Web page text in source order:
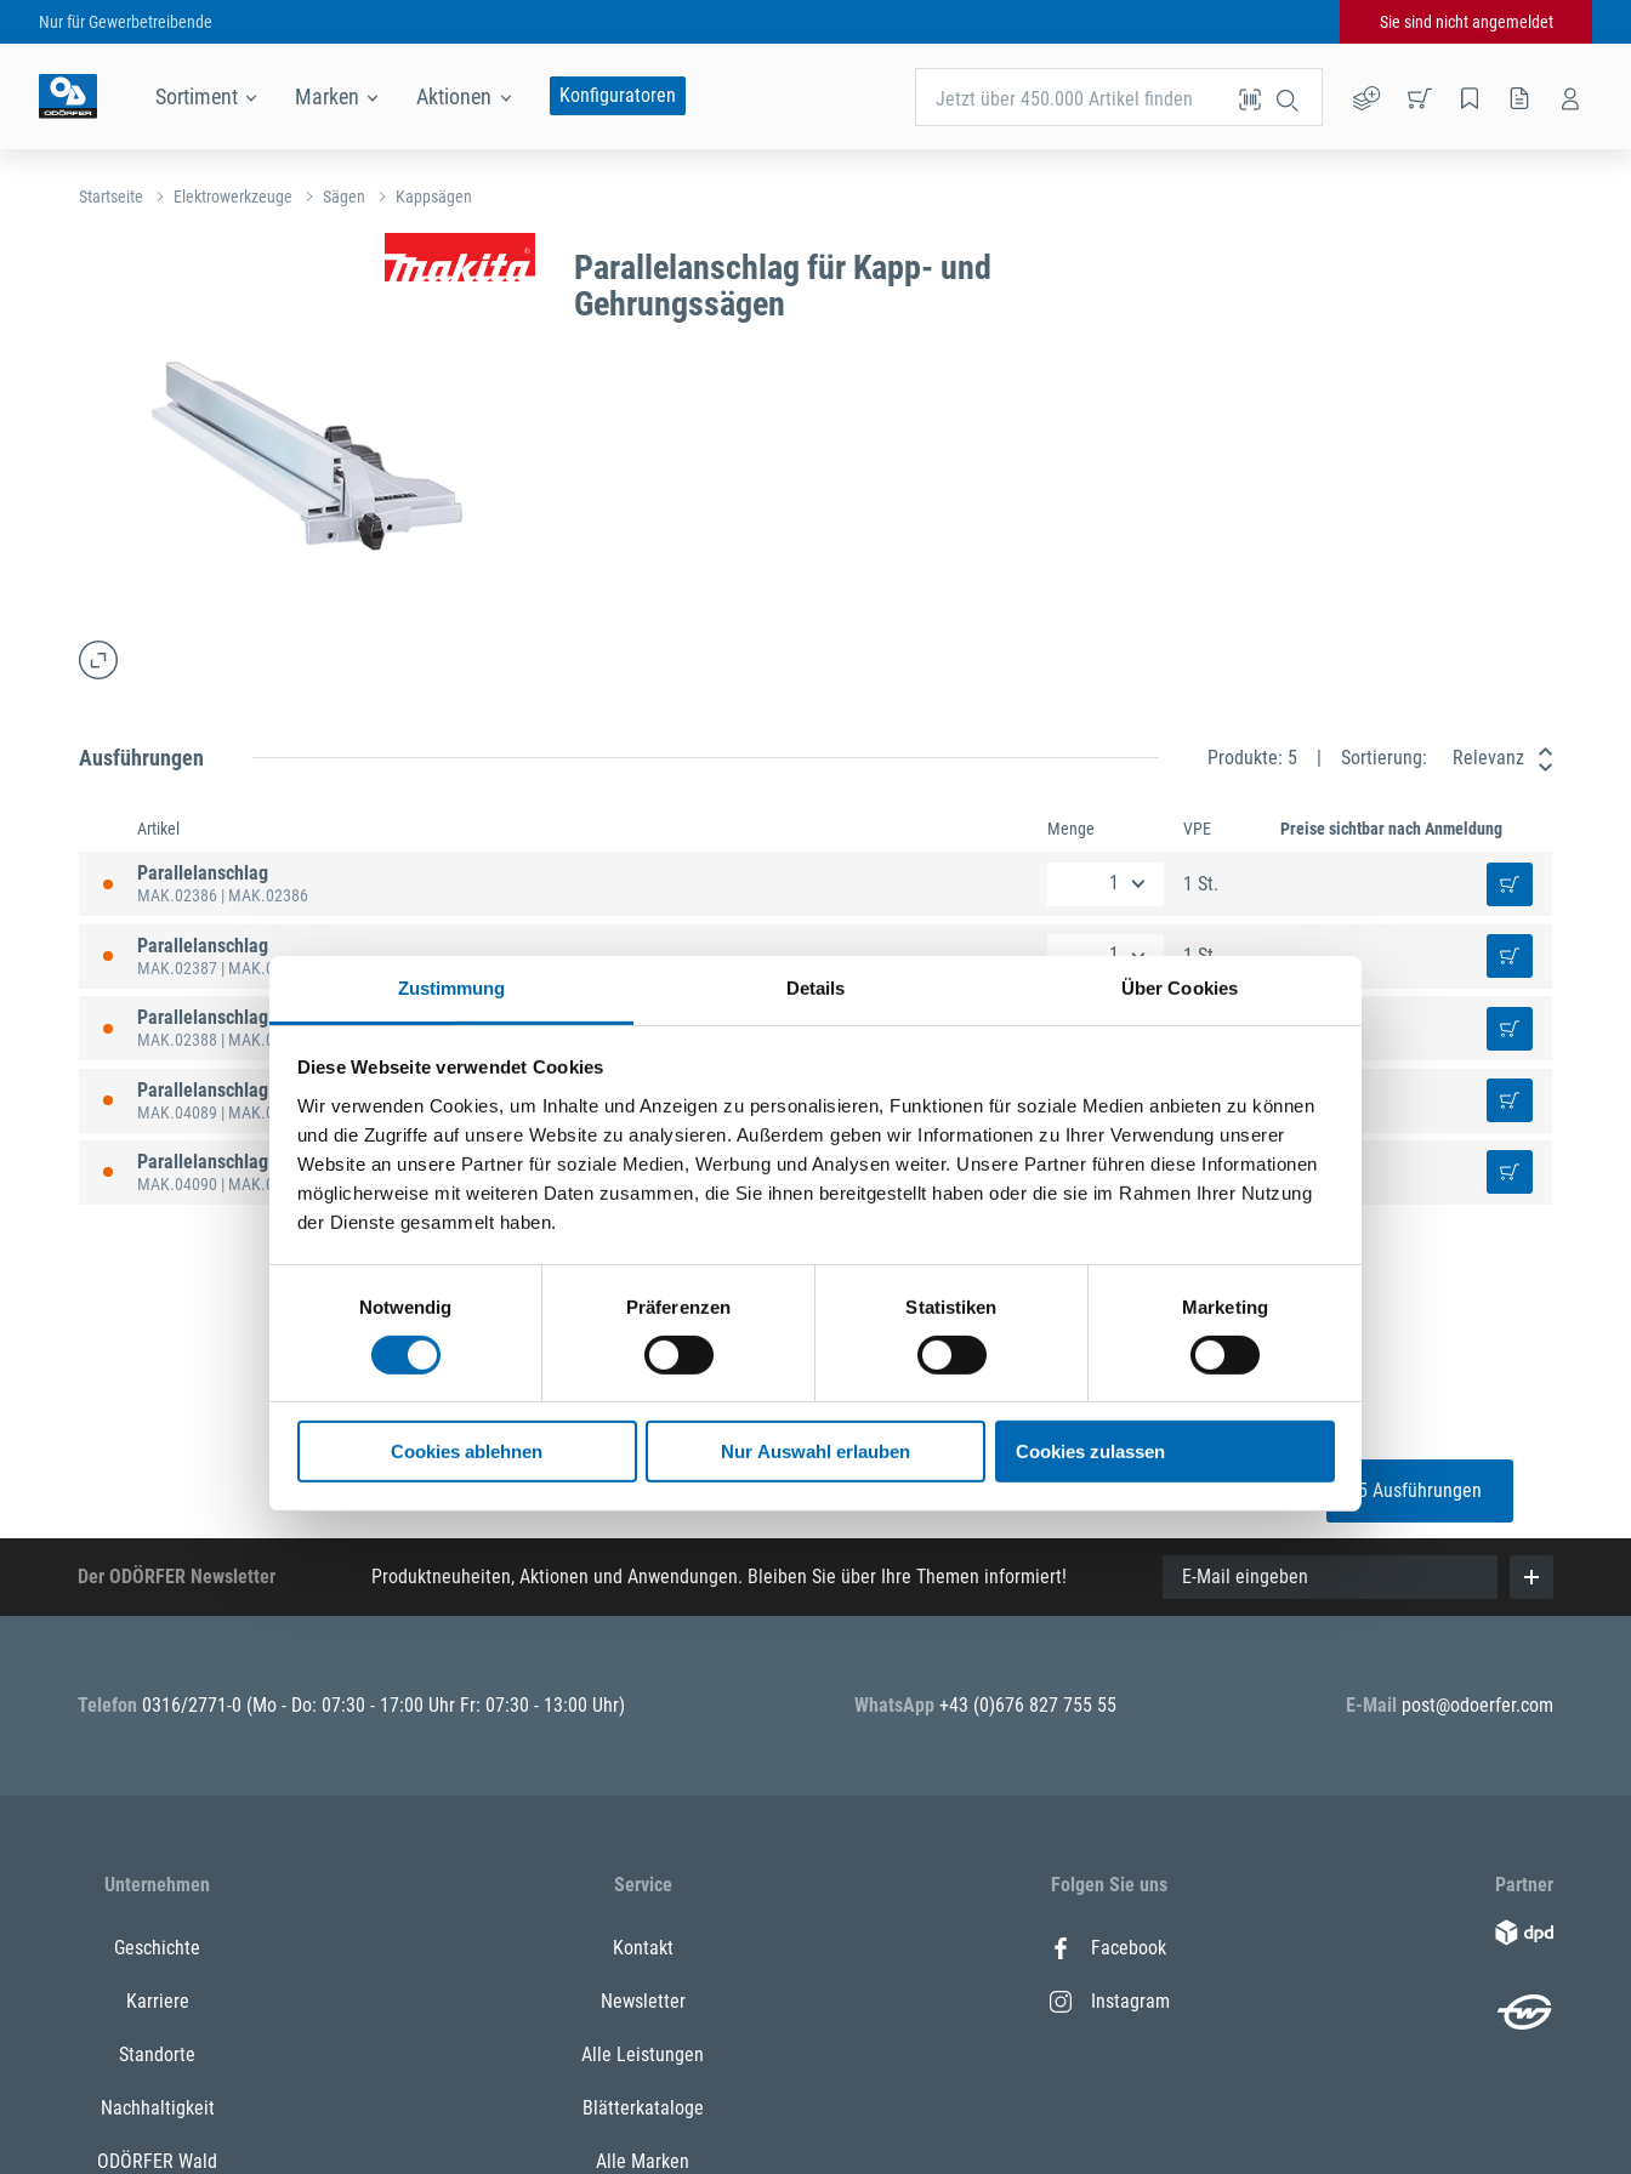
Zustimmung Details Über Cookies
Diese Webseite verwendet Cookies
Wir verwenden Cookies, um Inhalte und Anzeigen zu personalisieren, Funktionen für soziale Medien anbieten zu können
und die Zugriffe auf unsere Website zu analysieren. Außerdem geben wir Informationen zu Ihrer Verwendung unserer
Website an unsere Partner für soziale Medien, Werbung und Analysen weiter. Unsere Partner führen diese Informationen
möglicherweise mit weiteren Daten zusammen, die Sie ihnen bereitgestellt haben oder die sie im Rahmen Ihrer Nutzung
der Dienste gesammelt haben.
Notwendig
Präferenzen Statistiken Marketing
Cookies ablehnen Nur Auswahl erlauben Cookies zulassen
Nur fürGewerbetreibende Sie sind nicht angemeldet
Sortiment Marken Aktionen Konfiguratoren Jetzt über 450.000 Artikel finden
Startseite Elektrowerkzeuge Sägen Kappsägen
Parallelanschlag für Kapp- und
Gehrungssägen
Ausführungen Produkte: 5 Sortierung: Relevanz
Artikel Menge VPE Preise sichtbar nach Anmeldung
Parallelanschlag
MAK.02386 | MAK.02386
1 St.
Parallelanschlag
MAK.02387 | MAK.02387
1 St.
Parallelanschlag
MAK.02388 | MAK.02388
1 St.
Parallelanschlag
MAK.04089 | MAK.04089
1 St.
Parallelanschlag
MAK.04090 | MAK.04090
1 St.
5 Ausführungen
Der ODÖRFER Newsletter Produktneuheiten, Aktionen und Anwendungen. Bleiben Sie über Ihre Themen informiert! E-Mail eingeben
Telefon 0316/2771-0 (Mo - Do: 07:30 - 17:00 Uhr Fr: 07:30 - 13:00 Uhr) WhatsApp +43 (0)676 827 755 55 E-Mail post@odoerfer.com
Unternehmen
Geschichte
Karriere
Standorte
Nachhaltigkeit
ODÖRFER Wald
Service
Kontakt
Newsletter
Alle Leistungen
Blätterkataloge
Alle Marken
Folgen Sie uns
Facebook
Instagram
Partner